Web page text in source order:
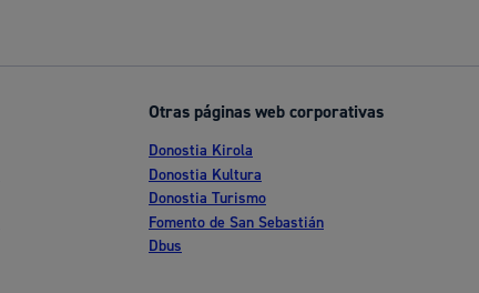
Otras páginas web corporativas
Donostia Kirola
Donostia Kultura
Donostia Turismo
Fomento de San Sebastián
Dbus